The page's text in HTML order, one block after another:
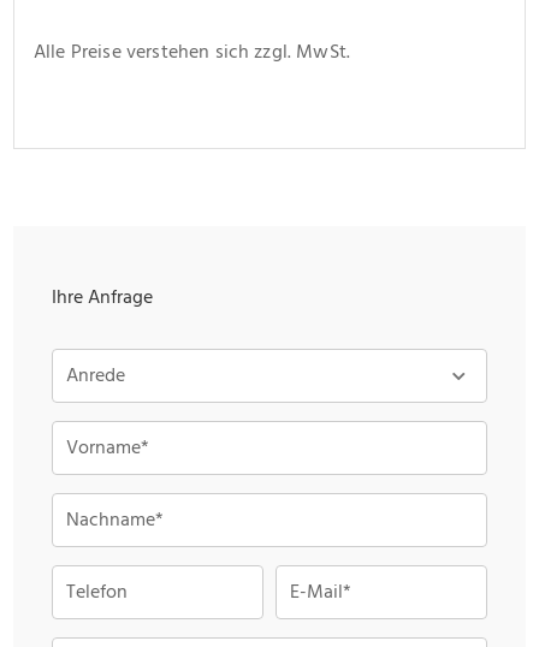
Alle Preise verstehen sich zzgl. MwSt.
Ihre Anfrage
Anrede
Vorname*
Nachname*
Telefon E-Mail*